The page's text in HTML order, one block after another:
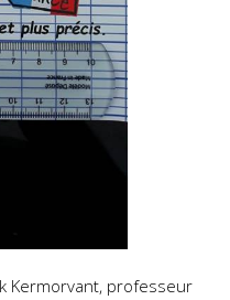
Kermorvant, professeur